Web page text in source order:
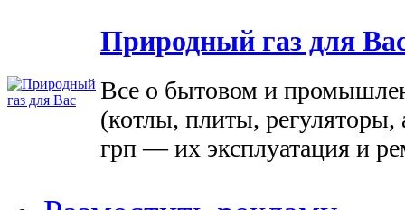
Природный газ для
Все о бытовом и
(котлы, плиты, регуляторы,
грп — их эксплуатация и